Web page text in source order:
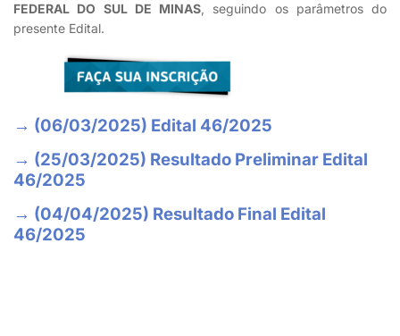
FEDERAL DO SUL DE MINAS, seguindo os parâmetros do
presente Edital.
→ (06/03/2025) Edital 46/2025
→ (25/03/2025) Resultado Preliminar Edital
46/2025
→ (04/04/2025) Resultado Final Edital
46/2025